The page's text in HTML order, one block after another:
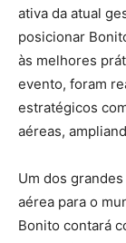
ativa da atual
posicionar
às melhores
evento, foram
estratégicos
aéreas,
Um dos
aérea para o
Bonito contará